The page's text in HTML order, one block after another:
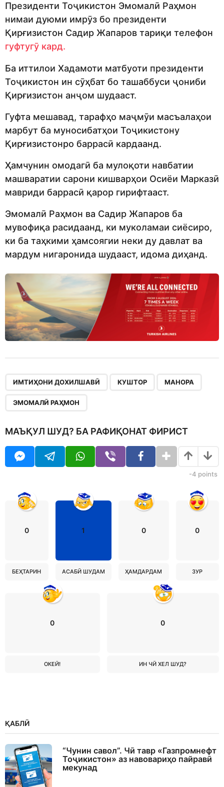
Президенти Тоҷикистон Эмомалӣ Раҳмон
нимаи дуюми имрӯз бо президенти
Қирғизистон Садир Жапаров тариқи телефон
гуфтугӯ кард.
Ба иттилои Хадамоти матбуоти президенти
Тоҷикистон ин сӯҳбат бо ташаббуси ҷониби
Қирғизистон анҷом шудааст.
Гуфта мешавад, тарафҳо маҷмӯи масъалаҳои
марбут ба муносибатҳои Тоҷикистону
Қирғизистонро баррасӣ кардаанд.
Ҳамчунин омодагӣ ба мулоқоти навбатии
машваратии сарони кишварҳои Осиёи Марказӣ
мавриди баррасӣ қарор гирифтааст.
Эмомалӣ Раҳмон ва Садир Жапаров ба
мувофиқа расидаанд, ки муколамаи сиёсиро,
ки ба таҳкими ҳамсоягии неки ду давлат ва
мардум нигаронида шудааст, идома диҳанд.
ИМТИҲОНИ ДОХИЛШАВӢ КУШТОР МАНОРА
ЭМОМАЛӢ РАҲМОН
МАЪҚУЛ ШУД? БА РАФИҚОНАТ ФИРИСТ
-4 points
0
БЕҲТАРИН
1
АСАБӢ ШУДАМ
0
ҲАМДАРДАМ
0
ЗУР
0
ОКЕЙ!
0
ИН ЧӢ ХЕЛ ШУД?
ҚАБЛӢ
“Чунин савол”. Чӣ тавр «Газпромнефт
Тоҷикистон» аз навовариҳо пайравӣ
мекунад